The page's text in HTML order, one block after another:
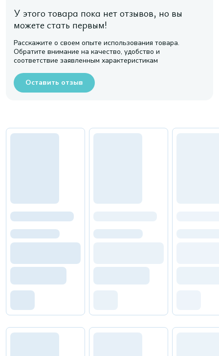
У этого товара пока нет отзывов, но вы
можете стать первым!
Расскажите о своем опыте использования товара.
Обратите внимание на качество, удобство и
соответствие заявленным характеристикам
Оставить отзыв